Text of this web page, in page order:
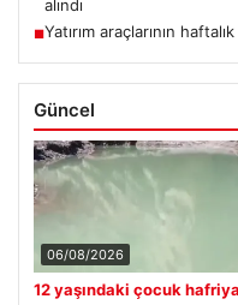
alındı
■Yatırım araçlarının
Güncel
06/08/2026
12 yaşındaki çocuk